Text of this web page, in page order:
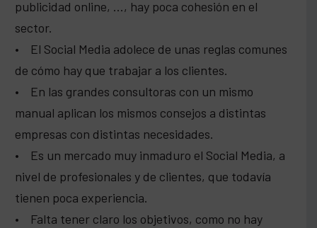
publicidad online, …, hay poca cohesión en el
sector.
• El Social Media adolece de unas reglas comunes
de cómo hay que trabajar a los clientes.
• En las grandes consultoras con un mismo
manual aplican los mismos consejos a distintas
empresas con distintas necesidades.
• Es un mercado muy inmaduro el Social Media, a
nivel de profesionales y de clientes, que todavía
tienen poca experiencia.
• Falta tener claro los objetivos, como no hay